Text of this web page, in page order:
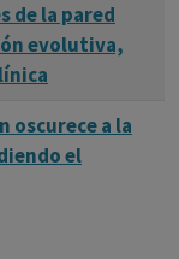
de la pared
evolutiva,
oscurece a la
el